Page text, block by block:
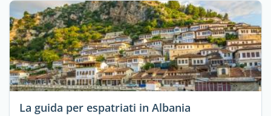
La guida per espatriati in Albania